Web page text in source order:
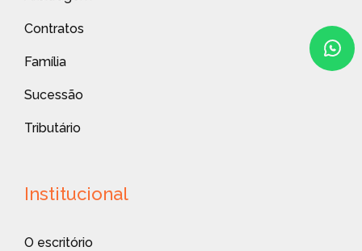
Contratos
Família
Sucessão
Tributário
Institucional
O escritório